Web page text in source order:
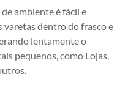
ambiente é fácil e
varetas dentro do frasco e
lentamente o
pequenos, como Lojas,